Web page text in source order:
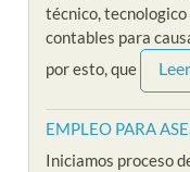
técnico,
contables para
por esto, que
Leer
EMPLEO PARA
Iniciamos proceso